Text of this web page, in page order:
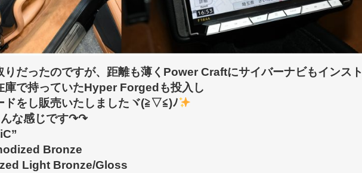
りだったのですが、距離も薄くPower Craftにサイバーナビもインスト
庫で持っていたHyper Forgedも投入し
ドをし販売いたしましたヾ(≧▽≦)ﾉ
な感じです↷↷
Bronze
Light Bronze/Gloss